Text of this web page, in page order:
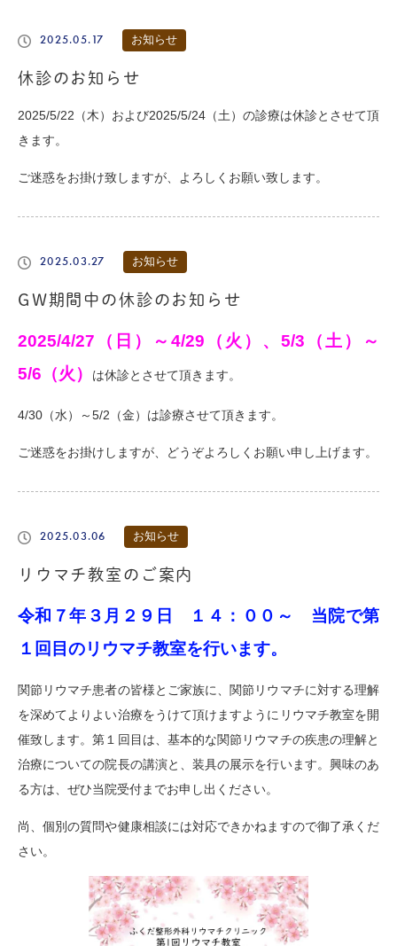
2025.05.17 お知らせ
休診のお知らせ
2025/5/22（木）および2025/5/24（土）の診療は休診とさせて頂
きます。
ご迷惑をお掛け致しますが、よろしくお願い致します。
2025.03.27 お知らせ
GW期間中の休診のお知らせ
2025/4/27（日）～4/29（火） 、 5/3（土）～
5/6（火）
は休診とさせて頂きます。
4/30（水）～5/2（金）は診療させて頂きます。
ご迷惑をお掛けしますが、どうぞよろしくお願い申し上げます。
2025.03.06 お知らせ
リウマチ教室のご案内
令和７年３月２９日 １４：００～ 当院で第
１回目のリウマチ教室を行います。
関節リウマチ患者の皆様とご家族に、関節リウマチに対する理解
を深めてよりよい治療をうけて頂けますようにリウマチ教室を開
催致します。第１回目は、基本的な関節リウマチの疾患の理解と
治療についての院長の講演と、装具の展示を行います。興味のあ
る方は、ぜひ当院受付までお申し出ください。
尚、個別の質問や健康相談には対応できかねますので御了承くだ
さい。